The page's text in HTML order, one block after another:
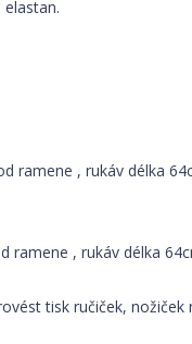
elastan.
ramene , rukáv délka
ramene , rukáv délka
tisk ručiček, nožiček